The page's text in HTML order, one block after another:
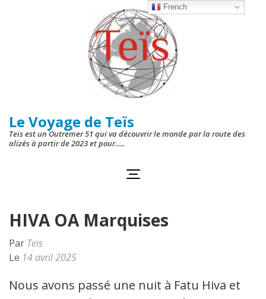
Le Voyage de Teïs
Teis est un Outremer 51 qui va découvrir le monde par la route des
alizés à partir de 2023 et pour…..
HIVA OA Marquises
Par Teis
Le 14 avril 2025
Nous avons passé une nuit à Fatu Hiva et
French